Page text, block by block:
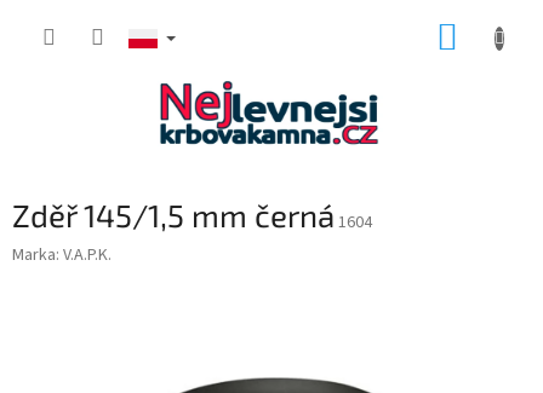
Zděř 145/1,5 mm černá 1604
Marka: V.A.P.K.